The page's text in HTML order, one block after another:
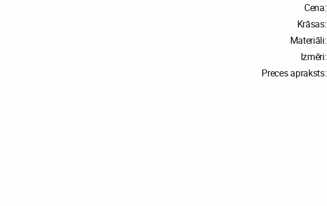
Cena:
Krāsas:
Materiāli:
Izmēri:
Preces apraksts: